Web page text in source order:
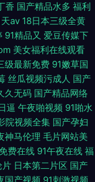
香 国产精品水多 福利
av 18日本三级全黄
91精品又 爱豆传媒下
美女福利在线观看
级最新免费 91嫩草国
丝瓜视频污成人 国产
久无码 国产精品网络
逼 午夜啪视频 91啪水
院视频全集 国产孕妇
神马伦理 毛片网站美
费在线 91午夜在线 福
片 日本第二片区 国产